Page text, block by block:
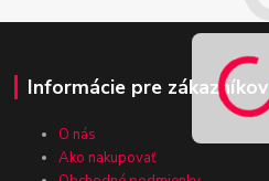
Informácie pre zákazníkov
O nás
Ako nakupovať